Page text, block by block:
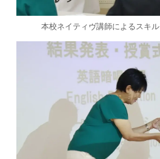
本校ネイティヴ講師によるスキ